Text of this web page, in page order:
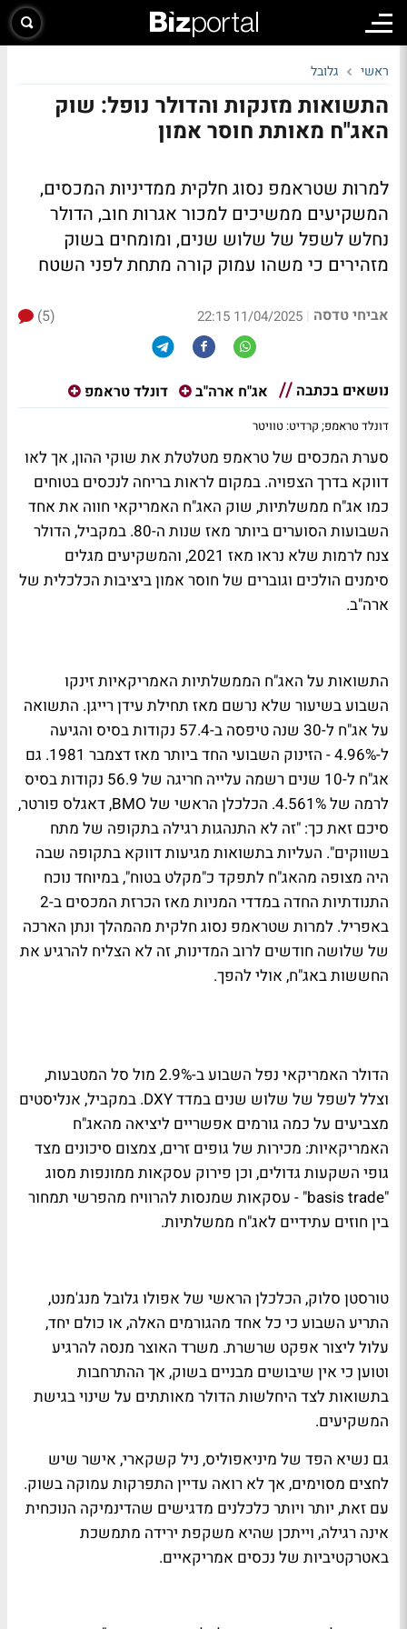
ראשי גלובל
התשואות מזנקות והדולר נופל: שוק
האג"ח מאותת חוסר אמון
למרות שטראמפ נסוג חלקית ממדיניות המכסים,
המשקיעים ממשיכים למכור אגרות חוב, הדולר
נחלש לשפל של שלוש שנים, ומומחים בשוק
מזהירים כי משהו עמוק קורה מתחת לפני השטח
אביחי טדסה |
11/04/2025 22:15
(5)
נושאים בכתבה אג"ח ארה"ב דונלד טראמפ
דונלד טראמפ; קרדיט: טוויטר
סערת המכסים של טראמפ מטלטלת את שוקי ההון, אך לאו
דווקא בדרך הצפויה. במקום לראות בריחה לנכסים בטוחים
כמו אג"ח ממשלתיות, שוק האג"ח האמריקאי חווה את אחד
השבועות הסוערים ביותר מאז שנות ה-80. במקביל, הדולר
צנח לרמות שלא נראו מאז 2021, והמשקיעים מגלים
סימנים הולכים וגוברים של חוסר אמון ביציבות הכלכלית של
ארה"ב.
התשואות על האג"ח הממשלתיות האמריקאיות זינקו
השבוע בשיעור שלא נרשם מאז תחילת עידן רייגן. התשואה
על אג"ח ל-30 שנה טיפסה ב-57.4 נקודות בסיס והגיעה
ל-4.96% - הזינוק השבועי החד ביותר מאז דצמבר 1981. גם
אג"ח ל-10 שנים רשמה עלייה חריגה של 56.9 נקודות בסיס
לרמה של 4.561%. הכלכלן הראשי של BMO, דאגלס פורטר,
סיכם זאת כך: "זה לא התנהגות רגילה בתקופה של מתח
בשווקים". העליות בתשואות מגיעות דווקא בתקופה שבה
היה מצופה מהאג"ח לתפקד כ"מקלט בטוח", במיוחד נוכח
התנודתיות החדה במדדי המניות מאז הכרזת המכסים ב-2
באפריל. למרות שטראמפ נסוג חלקית מהמהלך ונתן הארכה
של שלושה חודשים לרוב המדינות, זה לא הצליח להרגיע את
החששות באג"ח, אולי להפך.
הדולר האמריקאי נפל השבוע ב-2.9% מול סל המטבעות,
וצלל לשפל של שלוש שנים במדד DXY. במקביל, אנליסטים
מצביעים על כמה גורמים אפשריים ליציאה מהאג"ח
האמריקאיות: מכירות של גופים זרים, צמצום סיכונים מצד
גופי השקעות גדולים, וכן פירוק עסקאות ממונפות מסוג
"basis trade" - עסקאות שמנסות להרוויח מהפרשי תמחור
בין חוזים עתידיים לאג"ח ממשלתיות.
טורסטן סלוק, הכלכלן הראשי של אפולו גלובל מנג'מנט,
התריע השבוע כי כל אחד מהגורמים האלה, או כולם יחד,
עלול ליצור אפקט שרשרת. משרד האוצר מנסה להרגיע
וטוען כי אין שיבושים מבניים בשוק, אך ההתרחבות
בתשואות לצד היחלשות הדולר מאותתים על שינוי בגישת
המשקיעים.
גם נשיא הפד של מיניאפוליס, ניל קשקארי, אישר שיש
לחצים מסוימים, אך לא רואה עדיין התפרקות עמוקה בשוק.
עם זאת, יותר ויותר כלכלנים מדגישים שהדינמיקה הנוכחית
אינה רגילה, וייתכן שהיא משקפת ירידה מתמשכת
באטרקטיביות של נכסים אמריקאיים.